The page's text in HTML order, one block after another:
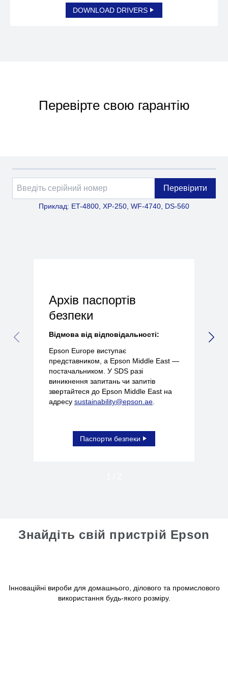
DOWNLOAD DRIVERS
Перевірте свою гарантію
Перевірити
Приклад: ET-4800, XP-250, WF-4740, DS-560
Архів паспортів
безпеки
Відмова від відповідальності:
Epson Europe виступає
представником, а Epson Middle East —
постачальником. У SDS разі
виникнення запитань чи запитів
звертайтеся до Epson Middle East на
адресу sustainability@epson.ae
Паспорти безпеки
PREVIOUS SLIDE
Знайдіть свій пристрій Epson
Інноваційні вироби для домашнього, ділового та промислового
використання будь-якого розміру.